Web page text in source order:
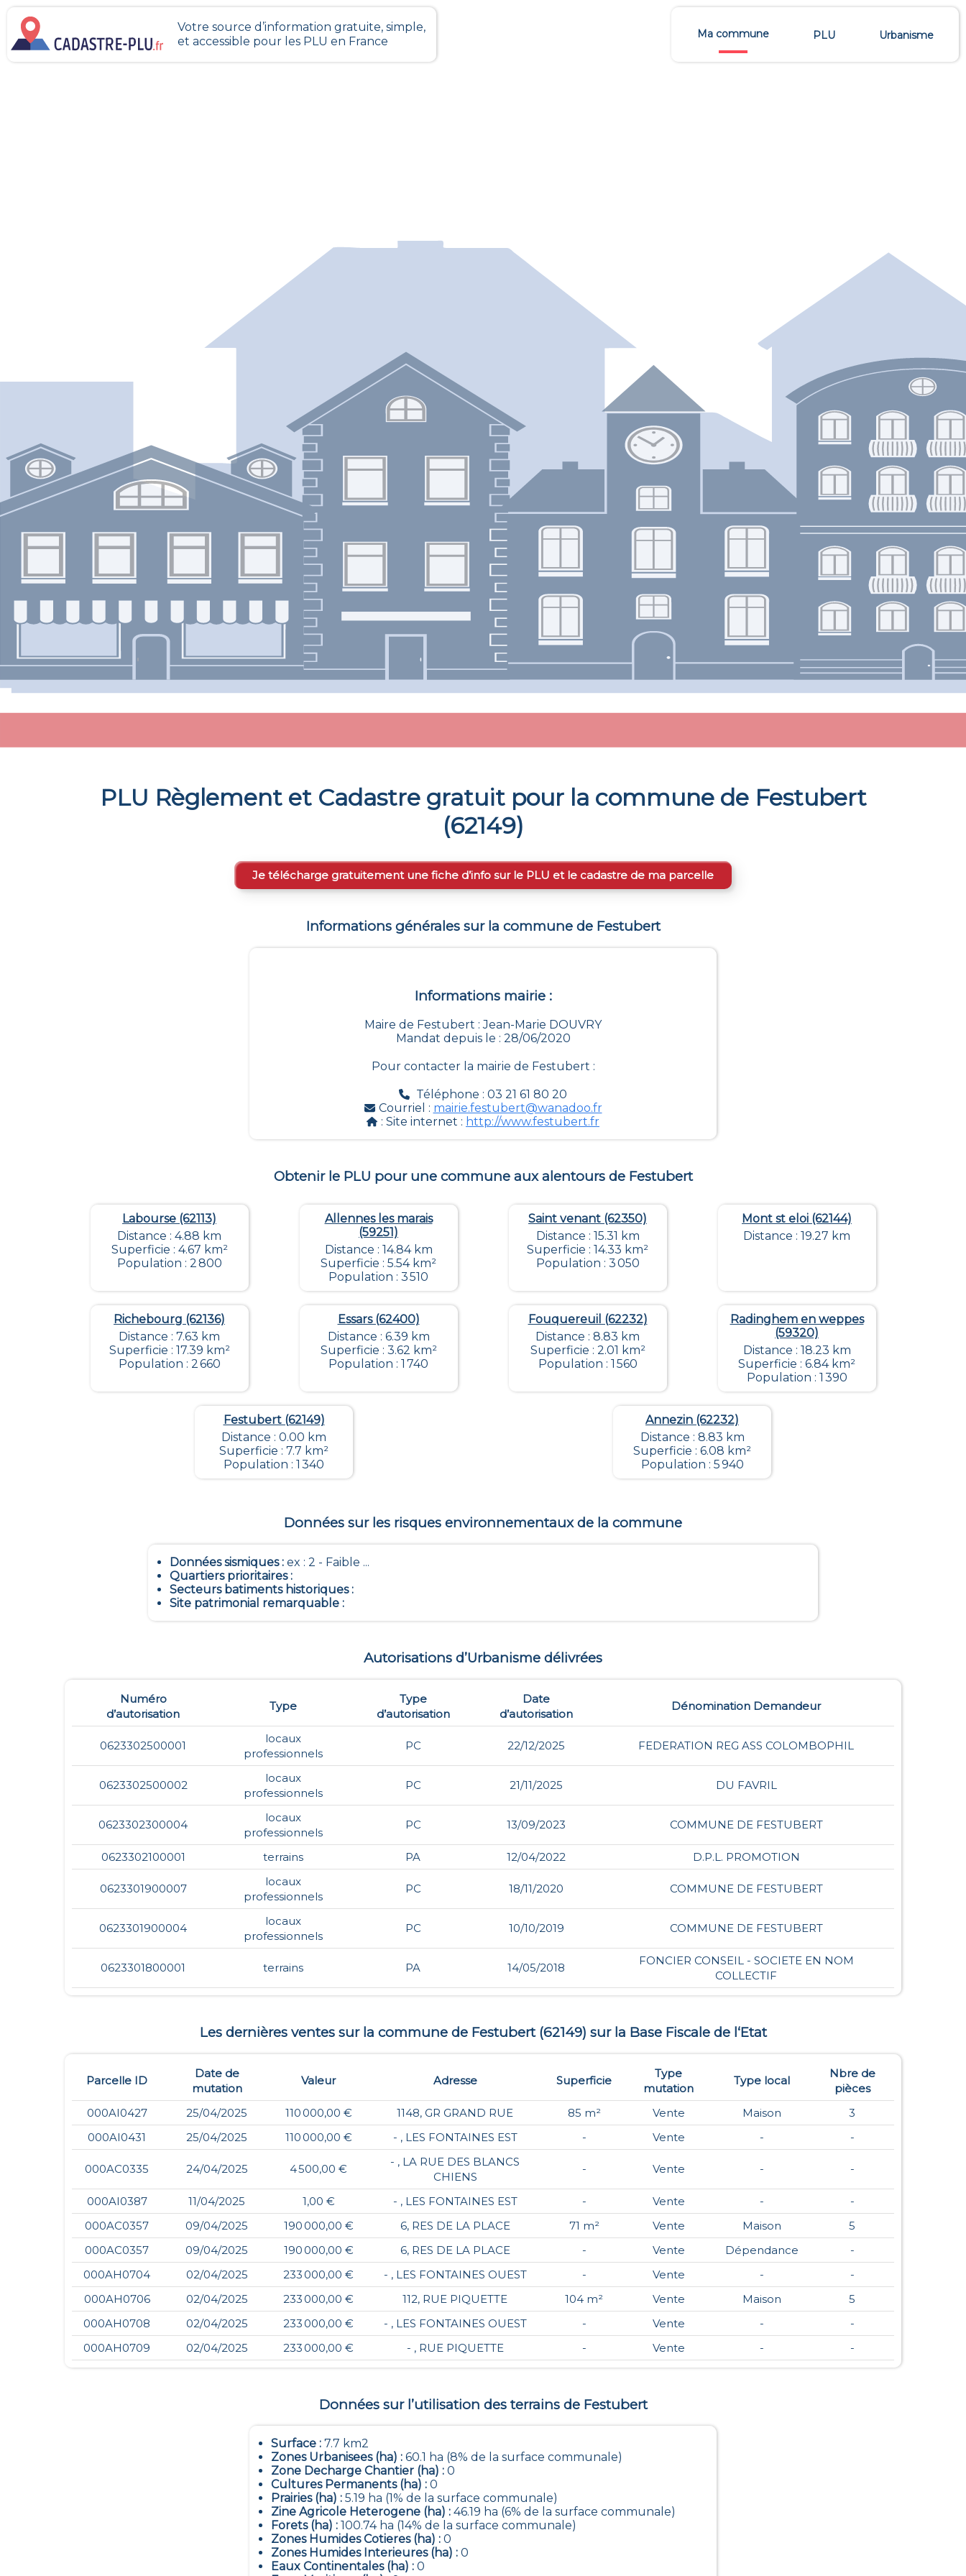
Votre source d’information gratuite, simple,
et accessible pour les PLU en France
Ma commune PLU Urbanisme
PLU Règlement et Cadastre gratuit pour la commune de Festubert
(62149)
Je télécharge gratuitement une fiche d’info sur le PLU et le cadastre de ma parcelle
Informations générales sur la commune de Festubert
Informations mairie :
Maire de Festubert : Jean-Marie DOUVRY
Mandat depuis le : 28/06/2020
Pour contacter la mairie de Festubert :
Téléphone : 03 21 61 80 20
Courriel : mairie.festubert@wanadoo.fr
: Site internet : http://www.festubert.fr
Obtenir le PLU pour une commune aux alentours de Festubert
Labourse (62113)
Distance : 4.88 km
Superficie : 4.67 km²
Population : 2 800
Allennes les marais
(59251)
Distance : 14.84 km
Superficie : 5.54 km²
Population : 3 510
Saint venant (62350)
Distance : 15.31 km
Superficie : 14.33 km²
Population : 3 050
Mont st eloi (62144)
Distance : 19.27 km
Richebourg (62136)
Distance : 7.63 km
Superficie : 17.39 km²
Population : 2 660
Essars (62400)
Distance : 6.39 km
Superficie : 3.62 km²
Population : 1 740
Fouquereuil (62232)
Distance : 8.83 km
Superficie : 2.01 km²
Population : 1 560
Radinghem en weppes
(59320)
Distance : 18.23 km
Superficie : 6.84 km²
Population : 1 390
Festubert (62149)
Distance : 0.00 km
Superficie : 7.7 km²
Population : 1 340
Annezin (62232)
Distance : 8.83 km
Superficie : 6.08 km²
Population : 5 940
Données sur les risques environnementaux de la commune
Données sismiques:ex : 2 - Faible ...
Quartiers prioritaires:
Secteurs batiments historiques:
Site patrimonial remarquable :
Autorisations d’Urbanisme délivrées
Numéro
d’autorisation
Type
Type
d’autorisation
Date
d’autorisation
Dénomination Demandeur
0623302500001
locaux
professionnels
PC 22/12/2025 FEDERATION REG ASS COLOMBOPHIL
0623302500002
locaux
professionnels
PC 21/11/2025 DU FAVRIL
0623302300004
locaux
professionnels
PC 13/09/2023 COMMUNE DE FESTUBERT
0623302100001 terrains PA 12/04/2022 D.P.L. PROMOTION
0623301900007
locaux
professionnels
PC 18/11/2020 COMMUNE DE FESTUBERT
0623301900004
locaux
professionnels
PC 10/10/2019 COMMUNE DE FESTUBERT
0623301800001 terrains PA 14/05/2018
FONCIER CONSEIL - SOCIETE EN NOM
COLLECTIF
Les dernières ventes sur la commune de Festubert(62149) sur la Base Fiscale de l‘Etat
Parcelle ID
Date de
mutation
Valeur Adresse Superficie
Type
mutation
Type local
Nbre de
pièces
000AI0427
25/04/2025 110 000,00 € 1148, GR GRAND RUE 85 m² Vente Maison
3
000AI0431
25/04/2025 110 000,00 € - , LES FONTAINES EST - Vente - -
000AC0335 24/04/2025 4 500,00 €
- , LA RUE DES BLANCS
CHIENS
- Vente - -
000AI0387 11/04/2025 1,00 € - , LES FONTAINES EST - Vente -
-
000AC0357
09/04/2025 190 000,00 € 6, RES DE LA PLACE 71 m² Vente Maison
5
000AC0357
09/04/2025 190 000,00 € 6, RES DE LA PLACE - Vente Dépendance
-
000AH0704
02/04/2025 233 000,00 € - , LES FONTAINES OUEST - Vente -
-
000AH0706
02/04/2025 233 000,00 € 112, RUE PIQUETTE 104 m² Vente Maison
5
000AH0708
02/04/2025 233 000,00 € - , LES FONTAINES OUEST - Vente -
-
000AH0709
02/04/2025 233 000,00 € - , RUE PIQUETTE - Vente - -
Données sur l’utilisation des terrains de Festubert
Surface : 7.7 km2
Zones Urbanisees (ha) : 60.1 ha (8% de la surface communale)
Zone Decharge Chantier (ha) : 0
Cultures Permanents (ha) : 0
Prairies (ha) : 5.19 ha (1% de la surface communale)
Zine Agricole Heterogene (ha) : 46.19 ha (6% de la surface communale)
Forets (ha) : 100.74 ha (14% de la surface communale)
Zones Humides Cotieres (ha) : 0
Zones Humides Interieures (ha) : 0
Eaux Continentales (ha) : 0